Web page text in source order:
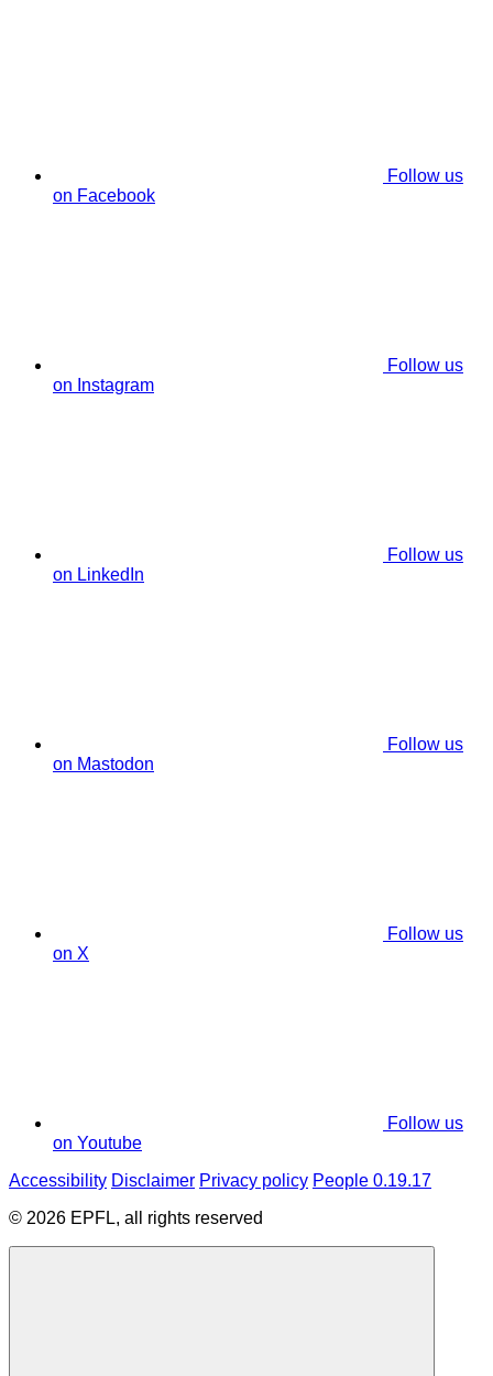
Follow us
on Facebook
Follow us
on Instagram
Follow us
on LinkedIn
Follow us
on Mastodon
Follow us
on X
Follow us
on Youtube
Accessibility Disclaimer Privacy policy People 0.19.17
© 2026 EPFL, all rights reserved